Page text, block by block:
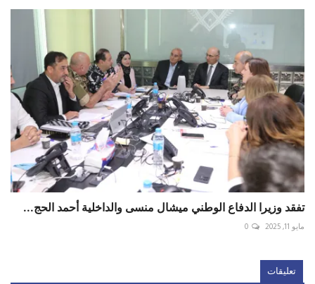
تفقد وزيرا الدفاع الوطني ميشال منسى والداخلية أحمد الحج...
مايو 11, 2025 0
تعليقات